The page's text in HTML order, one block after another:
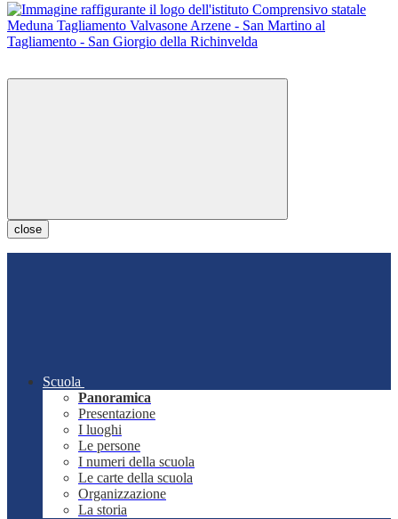
close
Scuola
Panoramica
Presentazione
I luoghi
Le persone
I numeri della scuola
Le carte della scuola
Organizzazione
La storia